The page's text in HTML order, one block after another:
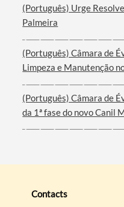
(Português) Urge
Palmeira
(Português) Câmara de
Limpeza e Manutenção
(Português) Câmara de
da 1ª fase do novo Canil
Contacts